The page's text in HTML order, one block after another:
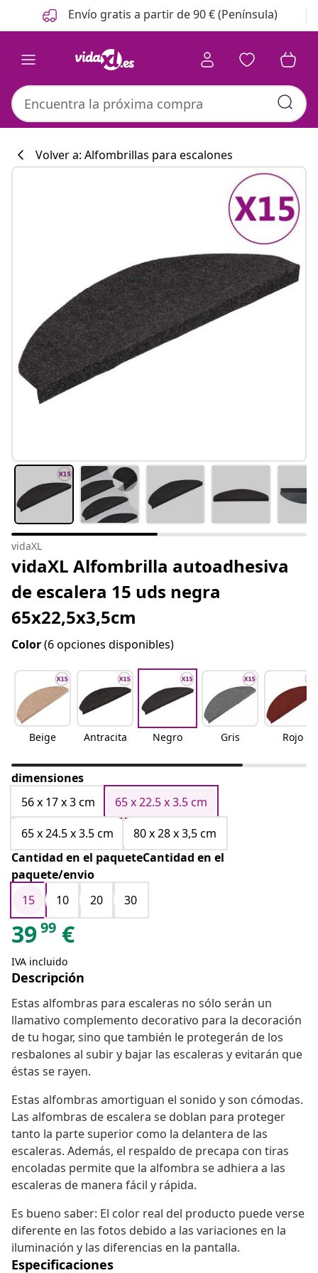
Anterior
Siguiente Envío gratis a partir de 90 € (Península)
#sharemevidaxl
Colección de
Volver a: Alfombrillas para escalones
vidaXL
vidaXL Alfombrilla autoadhesiva
de escalera 15 uds negra
65x22,5x3,5cm
Color(6 opciones disponibles)
Beige Antracita Negro Gris Rojo
dimensiones
56 x 17 x 3 cm
65 x 22.5 x 3.5 cm
65 x 24.5 x 3.5 cm
80 x 28 x 3,5 cm
Cantidad en el paqueteCantidad en el
paquete/envio
15
10 20 30
3999 €
IVA incluido
Descripción
Estas alfombras para escaleras no sólo serán un
llamativo complemento decorativo para la decoración
de tu hogar, sino que también le protegerán de los
resbalones al subir y bajar las escaleras y evitarán que
éstas se rayen.
Estas alfombras amortiguan el sonido y son cómodas.
Las alfombras de escalera se doblan para proteger
tanto la parte superior como la delantera de las
escaleras. Además, el respaldo de precapa con tiras
encoladas permite que la alfombra se adhiera a las
escaleras de manera fácil y rápida.
Es bueno saber: El color real del producto puede verse
diferente en las fotos debido a las variaciones en la
iluminación y las diferencias en la pantalla.
Especificaciones